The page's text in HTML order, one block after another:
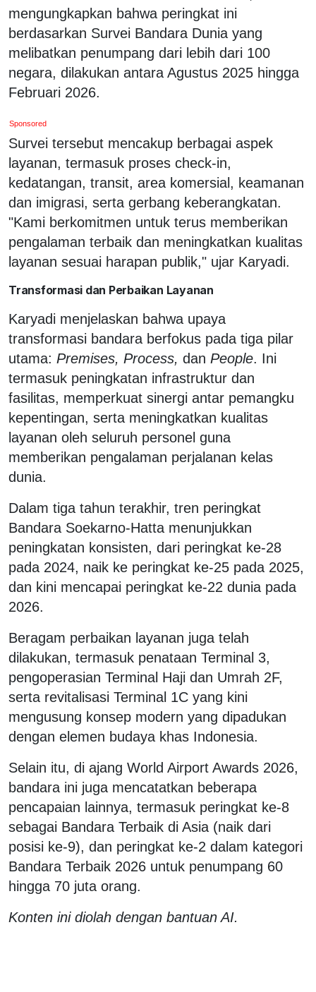
mengungkapkan bahwa peringkat ini
berdasarkan Survei Bandara Dunia yang
melibatkan penumpang dari lebih dari 100
negara, dilakukan antara Agustus 2025 hingga
Februari 2026.
Sponsored
Survei tersebut mencakup berbagai aspek
layanan, termasuk proses check-in,
kedatangan, transit, area komersial, keamanan
dan imigrasi, serta gerbang keberangkatan.
"Kami berkomitmen untuk terus memberikan
pengalaman terbaik dan meningkatkan kualitas
layanan sesuai harapan publik," ujar Karyadi.
Transformasi dan Perbaikan Layanan
Karyadi menjelaskan bahwa upaya
transformasi bandara berfokus pada tiga pilar
utama: Premises, Process, dan People. Ini
termasuk peningkatan infrastruktur dan
fasilitas, memperkuat sinergi antar pemangku
kepentingan, serta meningkatkan kualitas
layanan oleh seluruh personel guna
memberikan pengalaman perjalanan kelas
dunia.
Dalam tiga tahun terakhir, tren peringkat
Bandara Soekarno-Hatta menunjukkan
peningkatan konsisten, dari peringkat ke-28
pada 2024, naik ke peringkat ke-25 pada 2025,
dan kini mencapai peringkat ke-22 dunia pada
2026.
Beragam perbaikan layanan juga telah
dilakukan, termasuk penataan Terminal 3,
pengoperasian Terminal Haji dan Umrah 2F,
serta revitalisasi Terminal 1C yang kini
mengusung konsep modern yang dipadukan
dengan elemen budaya khas Indonesia.
Selain itu, di ajang World Airport Awards 2026,
bandara ini juga mencatatkan beberapa
pencapaian lainnya, termasuk peringkat ke-8
sebagai Bandara Terbaik di Asia (naik dari
posisi ke-9), dan peringkat ke-2 dalam kategori
Bandara Terbaik 2026 untuk penumpang 60
hingga 70 juta orang.
Konten ini diolah dengan bantuan AI.